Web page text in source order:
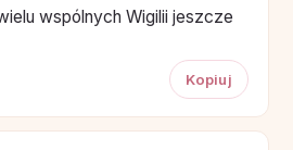
wspólnych Wigilii jeszcze
Kopiuj